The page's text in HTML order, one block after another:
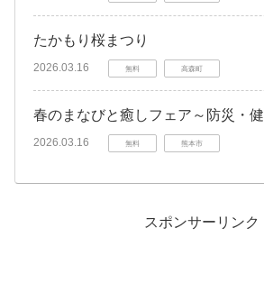
たかもり桜まつり
2026.03.16 無料 高森町
春のまなびと癒しフェア～防災・
2026.03.16 無料 熊本市
スポンサーリンク